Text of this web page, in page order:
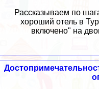
Рассказываем по
хороший отель в
включено" на